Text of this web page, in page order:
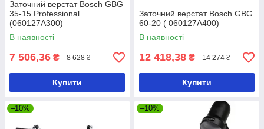
Заточний верстат Bosch GBG
35-15 Professional
(060127A300)
В наявності
7 506,36 ₴ 8 628 ₴
Купити
Заточний верстат Bosch GBG
60-20 ( 060127A400)
В наявності
12 418,38 ₴ 14 274 ₴
Купити
–10% –10%